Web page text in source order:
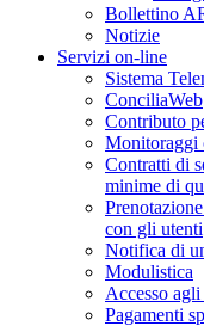
Bollettino
Notizie
Servizi on-line
Sistema
ConciliaWeb
Contributo
Monitoraggi
Contratti di
minime di
con gli utenti
Notifica di
Modulistica
Accesso
Pagamenti